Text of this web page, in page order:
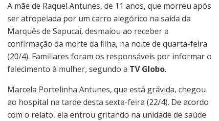
A mãe de Raquel Antunes, de 11 anos, que morreu após
ser atropelada por um carro alegórico na saída da
Marquês de Sapucaí, desmaiou ao receber a
confirmação da morte da filha, na noite de quarta-feira
(20/4). Familiares foram os responsáveis por informar o
falecimento à mulher, segundo a TV Globo.
Marcela Portelinha Antunes, que está grávida, chegou
ao hospital na tarde desta sexta-feira (22/4). De acordo
com o relato, ela entrou gritando na unidade de saúde